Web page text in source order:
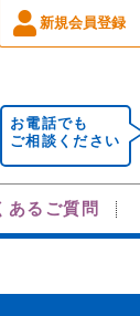
新規会員登録
お電話でも
ご相談ください
あるご質問